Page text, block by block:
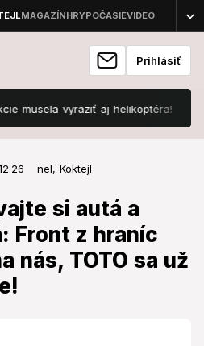
Prihlásiť
vyraziť aj helikoptéra!
nel, Koktejl
si autá a
Front z hraníc
nás, TOTO sa už
12:26
si autá a
z hraníc mieri
sa už deje